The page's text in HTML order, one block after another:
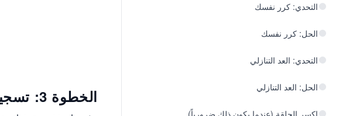
التحدي: كرر نفسك
الحل: كرر نفسك
التحدي: العد التنازلي
الحل: العد التنازلي
اكسر الحلقة (عندما يكون ذلك ضرورياً)
الخطوة 3: تسجيل الوصول اليومي